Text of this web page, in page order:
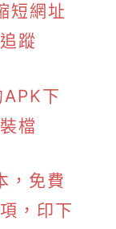
短網址
蹤
下
檔
，免費
，印下